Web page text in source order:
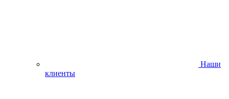
Наши
клиенты